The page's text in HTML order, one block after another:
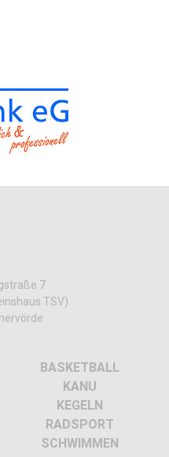
7
TSV)
BASKETBALL
KANU
KEGELN
RADSPORT
SCHWIMMEN